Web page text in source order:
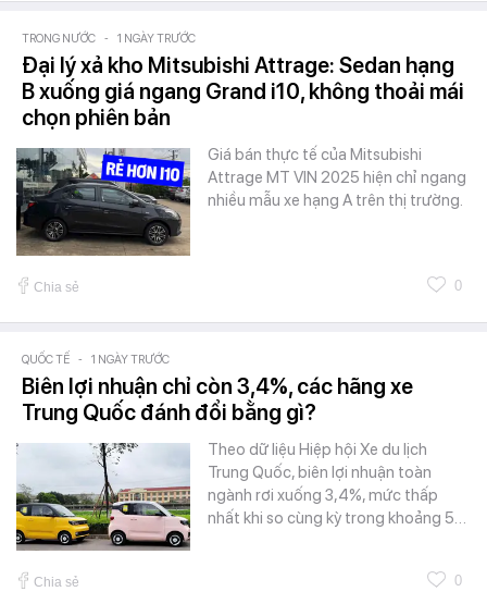
TRONG NƯỚC - 1 NGÀY TRƯỚC
Đại lý xả kho Mitsubishi Attrage: Sedan hạng
B xuống giá ngang Grand i10, không thoải mái
chọn phiên bản
Giá bán thực tế của Mitsubishi
Attrage MT VIN 2025 hiện chỉ ngang
nhiều mẫu xe hạng A trên thị trường.
Chia sẻ 0
QUỐC TẾ - 1 NGÀY TRƯỚC
Biên lợi nhuận chỉ còn 3,4%, các hãng xe
Trung Quốc đánh đổi bằng gì?
Theo dữ liệu Hiệp hội Xe du lịch
Trung Quốc, biên lợi nhuận toàn
ngành rơi xuống 3,4%, mức thấp
nhất khi so cùng kỳ trong khoảng 5…
Chia sẻ 0